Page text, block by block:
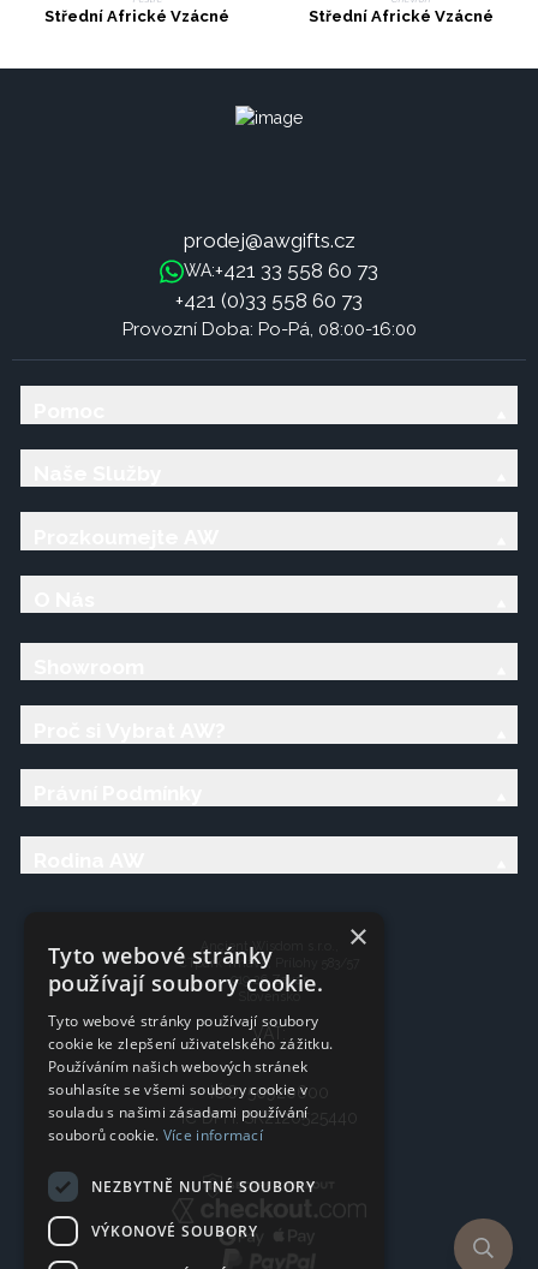
Střední Africké Vzácné
Střední Africké Vzácné
prodej@awgifts.cz
WA:+421 33 558 60 73
+421 (0)33 558 60 73
Provozní Doba: Po-Pá, 08:00-16:00
Ancient Wisdom s.r.o.,
CTpark Trnava, Prílohy 583/57
919 26 Zavar
Slovensko
IČO: 50920600
IČ DPH: SK2120525440
×
Tyto webové stránky
používají soubory cookie.
Tyto webové stránky používají soubory
cookie ke zlepšení uživatelského zážitku.
Používáním našich webových stránek
souhlasíte se všemi soubory cookie v
souladu s našimi zásadami používání
souborů cookie. Více informací
NEZBYTNĚ NUTNÉ SOUBORY
VÝKONOVÉ SOUBORY